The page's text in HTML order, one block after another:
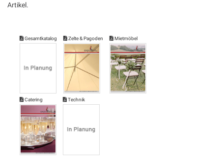
Artikel.
Gesamtkatalog Zelte & Pagoden Mietmöbel
Catering Technik